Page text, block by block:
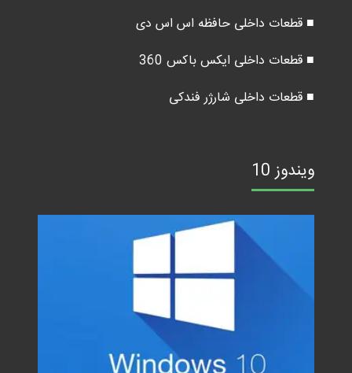
■ قطعات داخلی حافظه اس اس دی
■ قطعات داخلی ایکس باکس 360
■ قطعات داخلی شارژر فندکی
ویندوز 10